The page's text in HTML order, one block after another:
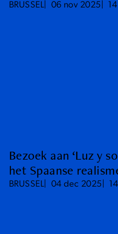
BRUSSEL 06 nov 2025
Bezoek aan ‘Luz y
het Spaanse
BRUSSEL 04 dec 2025